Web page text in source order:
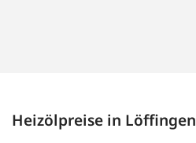
Heizölpreise in Löffingen